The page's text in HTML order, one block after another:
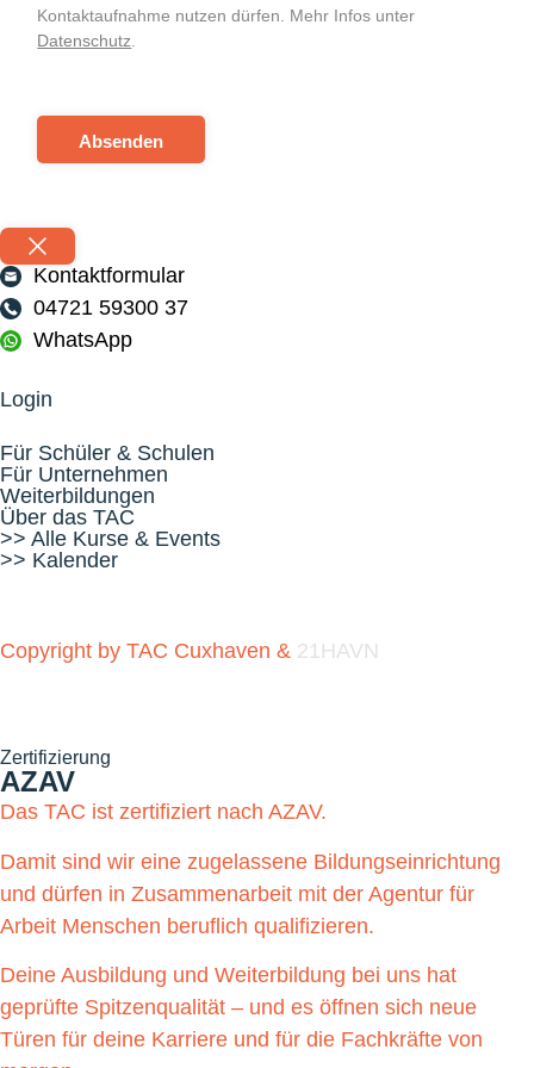
Kontaktaufnahme nutzen dürfen. Mehr Infos unter
Datenschutz.
Absenden
Kontaktformular
04721 59300 37
WhatsApp
Login
Für Schüler & Schulen
Für Unternehmen
Weiterbildungen
Über das TAC
>> Alle Kurse & Events
>> Kalender
Copyright by TAC Cuxhaven & 21HAVN
Zertifizierung
AZAV
Das TAC ist zertifiziert nach AZAV.
Damit sind wir eine zugelassene Bildungseinrichtung
und dürfen in Zusammenarbeit mit der Agentur für
Arbeit Menschen beruflich qualifizieren.
Deine Ausbildung und Weiterbildung bei uns hat
geprüfte Spitzenqualität – und es öffnen sich neue
Türen für deine Karriere und für die Fachkräfte von